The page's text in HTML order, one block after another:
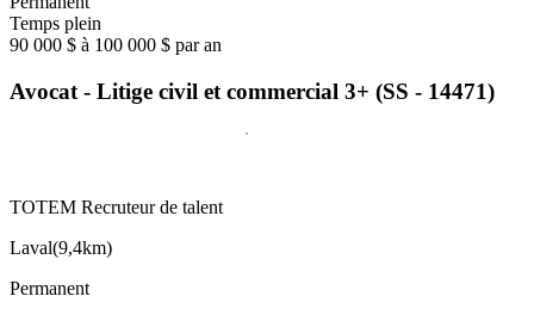
Temps plein
90 000 $ à 100 000 $ par an
Avocat - Litige civil et commercial 3+ (SS - 14471)
TOTEM Recruteur de talent
Laval(9,4km)
Permanent